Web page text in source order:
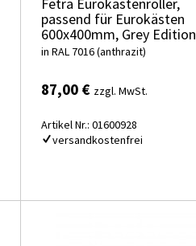
passend für Eurokästen
600x400mm, Grey Edition
in RAL 7016 (anthrazit)
87,00 € zzgl. MwSt.
Artikel Nr.: 01600928
versandkostenfrei